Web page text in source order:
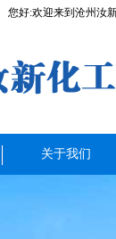
您好:欢迎来到沧州汝
关于我们